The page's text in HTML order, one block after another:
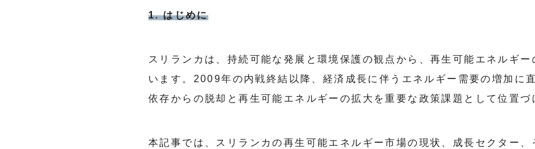
1. はじめに
スリランカは、持続可能な発展と環境保護の観点から、再生可能エネルギー
います。2009年の内戦終結以降、経済成長に伴うエネルギー需要の増加に
依存からの脱却と再生可能エネルギーの拡大を重要な政策課題として位置づ
本記事では、スリランカの再生可能エネルギー市場の現状、成長セクター、